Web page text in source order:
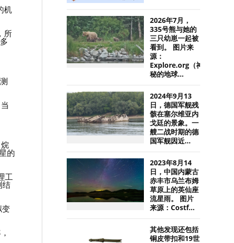
机
所
的
工
结
变
2026年7月，
335号熊与她的
三只幼崽一起被
看到。 图片来
源：
Explore.org（神
秘的地球...
2024年9月13
日，德国军舰残
骸在塞尔维亚内
戈廷的景象。一
艘二战时期的德
国军舰因近...
2023年8月14
日，中国内蒙古
赤丰市乌兰布姆
草原上的英仙座
流星雨。 图片
来源：Costf...
其他发现还包括
铜皮带扣和19世